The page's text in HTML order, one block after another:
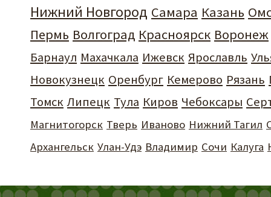
Нижний Новгород Самара Казань
Пермь Волгоград Красноярск Воронеж
Барнаул Махачкала Ижевск Ярославль
Новокузнецк Оренбург Кемерово Рязань
Томск Липецк Тула Киров Чебоксары
Магнитогорск Тверь Иваново Нижний Тагил
Архангельск Улан-Удэ Владимир Сочи Калуга